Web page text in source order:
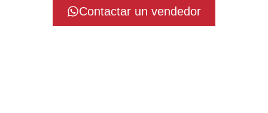
Contactar un vendedor